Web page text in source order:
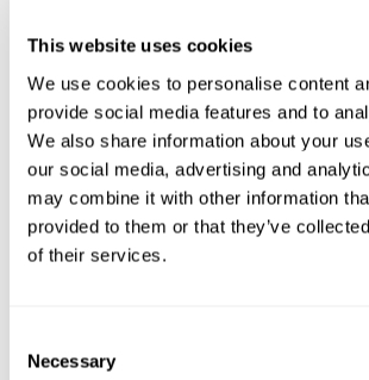
This website uses cookies
We use cookies to personalise content
provide social media features and to
We also share information about your
our social media, advertising and
may combine it with other information
provided to them or that they’ve
of their services.
Selection
Necessary
José Ruiz
Security Administrator
Linkedin
Javier Díaz